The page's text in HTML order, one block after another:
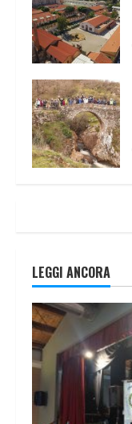
LEGGI ANCORA